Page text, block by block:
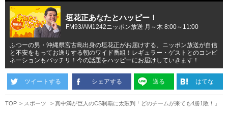
垣花正あなたとハッピー！
FM93/AM1242ニッポン放送 月～木 8:00～11:00
ふつーの男・沖縄県宮古島出身の垣花正がお届けする、ニッポン放送が自信
と不安をもってお送りする朝のワイド番組！レギュラー・ゲストとのコンビ
ネーションもバッチリ！今の話題をハッピーにお届けしていきます！
ツイートする シェアする 送る はてな
TOP スポーツ 真中満が巨人のCS制覇に太鼓判「どのチームが来ても4勝1敗！」